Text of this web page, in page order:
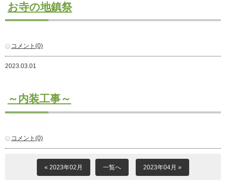
BLOG
不動産情報
お寺の地鎮祭
コメント(0)
2023.03.01
～内装工事～
コメント(0)
« 2023年02月 一覧へ 2023年04月 »